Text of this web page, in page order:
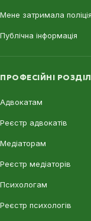
Мене затримала поліція
Публічна інформація
ПРОФЕСІЙНІ
Адвокатам
Реєстр адвокатів
Медіаторам
Реєстр медіаторів
Психологам
Реєстр психологів